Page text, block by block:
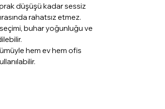
düşüşü kadar sessiz
rahatsız etmez.
buhar yoğunluğu ve
hem ev hem ofis